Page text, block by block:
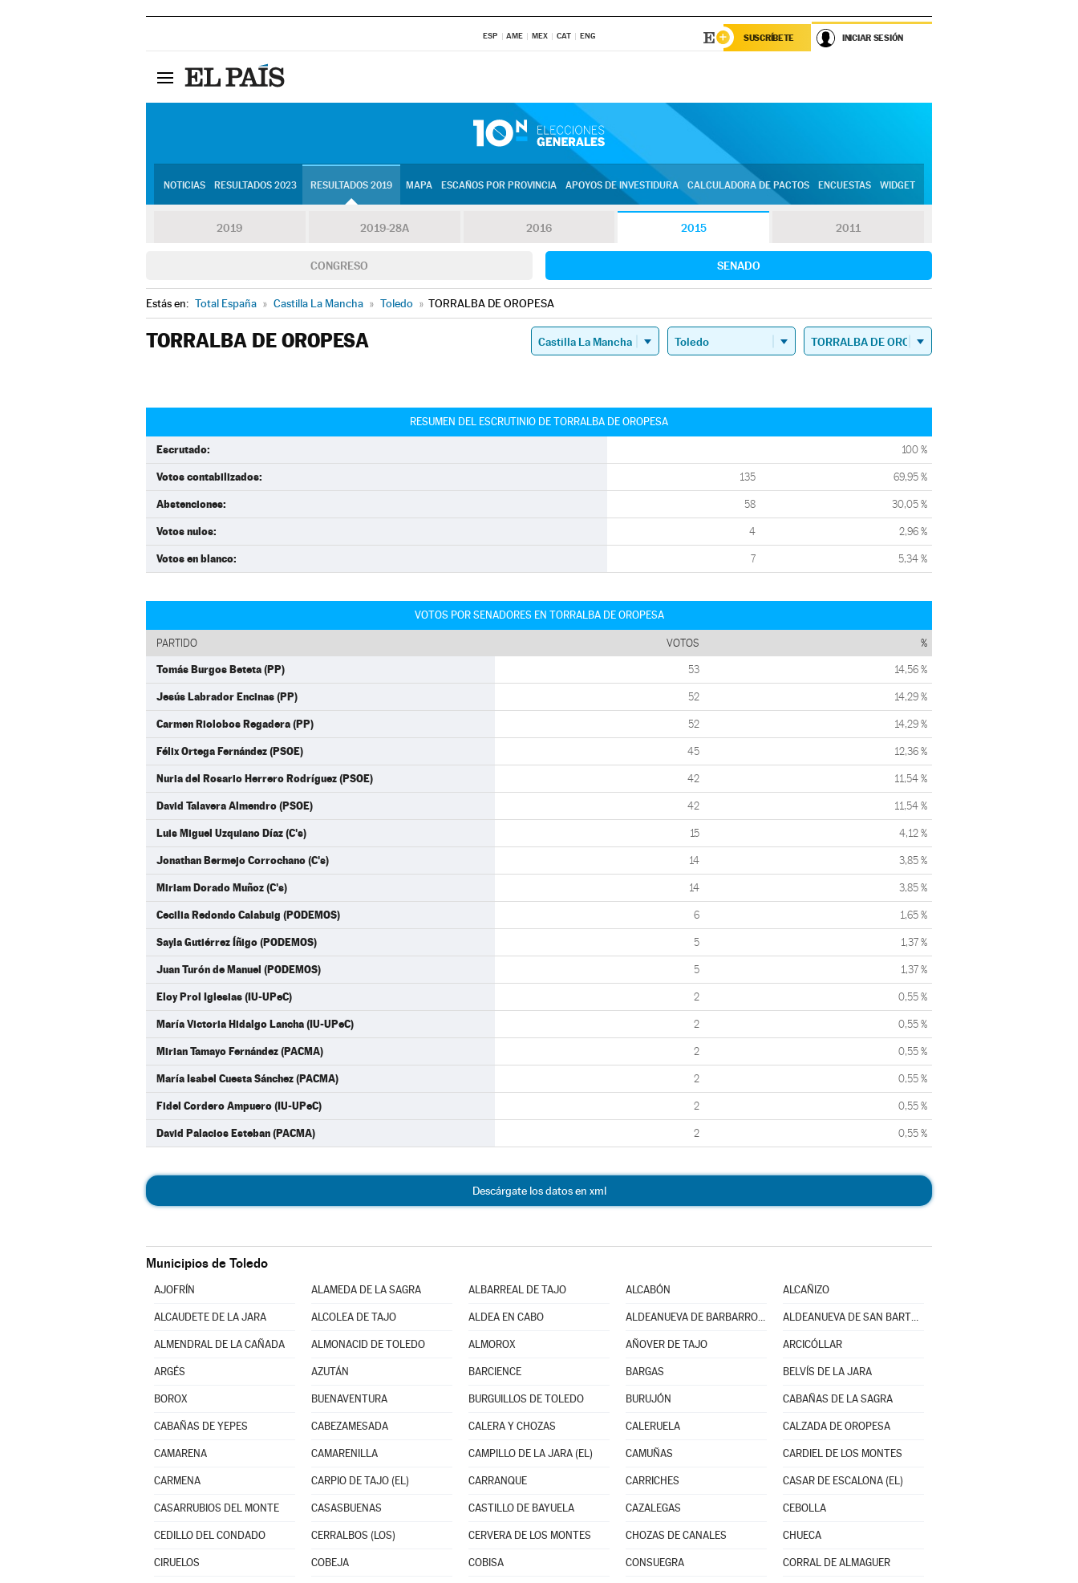
ESP AME MEX CAT ENG SUSCRÍBETE INICIAR SESIÓN
NOTICIAS RESULTADOS 2023 RESULTADOS 2019 MAPA ESCAÑOS POR PROVINCIA APOYOS DE INVESTIDURA CALCULADORA DE PACTOS ENCUESTAS WIDGET
2019 2019-28A 2016 2015 2011
CONGRESO SENADO
Estás en: Total España » Castilla La Mancha » Toledo » TORRALBA DE OROPESA
TORRALBA DE OROPESA
RESUMEN DEL ESCRUTINIO DE TORRALBA DE OROPESA
Escrutado: 100 %
Votos contabilizados: 135 69,95 %
Abstenciones: 58 30,05 %
Votos nulos: 4 2,96 %
Votos en blanco: 7 5,34 %
VOTOS POR SENADORES EN TORRALBA DE OROPESA
PARTIDO VOTOS %
Tomás Burgos Beteta (PP) 53 14,56 %
Jesús Labrador Encinas (PP) 52 14,29 %
Carmen Riolobos Regadera (PP) 52 14,29 %
Félix Ortega Fernández (PSOE) 45 12,36 %
Nuria del Rosario Herrero Rodríguez (PSOE) 42 11,54 %
David Talavera Almendro (PSOE) 42 11,54 %
Luis Miguel Uzquiano Díaz (C's) 15 4,12 %
Jonathan Bermejo Corrochano (C's) 14 3,85 %
Miriam Dorado Muñoz (C's) 14 3,85 %
Cecilia Redondo Calabuig (PODEMOS) 6 1,65 %
Sayla Gutiérrez Íñigo (PODEMOS) 5 1,37 %
Juan Turón de Manuel (PODEMOS) 5 1,37 %
Eloy Prol Iglesias (IU-UPeC) 2 0,55 %
María Victoria Hidalgo Lancha (IU-UPeC) 2 0,55 %
Mirian Tamayo Fernández (PACMA) 2 0,55 %
María Isabel Cuesta Sánchez (PACMA) 2 0,55 %
Fidel Cordero Ampuero (IU-UPeC) 2 0,55 %
David Palacios Esteban (PACMA) 2 0,55 %
Descárgate los datos en xml
Municipios de Toledo
AJOFRÍN ALAMEDA DE LA SAGRA ALBARREAL DE TAJO ALCABÓN ALCAÑIZO
ALCAUDETE DE LA JARA ALCOLEA DE TAJO ALDEA EN CABO ALDEANUEVA DE BARBARROYA ALDEANUEVA DE SAN BARTOLOMÉ
ALMENDRAL DE LA CAÑADA ALMONACID DE TOLEDO ALMOROX AÑOVER DE TAJO ARCICÓLLAR
ARGÉS AZUTÁN BARCIENCE BARGAS BELVÍS DE LA JARA
BOROX BUENAVENTURA BURGUILLOS DE TOLEDO BURUJÓN CABAÑAS DE LA SAGRA
CABAÑAS DE YEPES CABEZAMESADA CALERA Y CHOZAS CALERUELA CALZADA DE OROPESA
CAMARENA CAMARENILLA CAMPILLO DE LA JARA (EL) CAMUÑAS CARDIEL DE LOS MONTES
CARMENA CARPIO DE TAJO (EL) CARRANQUE CARRICHES CASAR DE ESCALONA (EL)
CASARRUBIOS DEL MONTE CASASBUENAS CASTILLO DE BAYUELA CAZALEGAS CEBOLLA
CEDILLO DEL CONDADO CERRALBOS (LOS) CERVERA DE LOS MONTES CHOZAS DE CANALES CHUECA
CIRUELOS COBEJA COBISA CONSUEGRA CORRAL DE ALMAGUER